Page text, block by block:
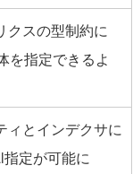
クスの型制約に
を指定できるよ
ィとインデクサに
指定が可能に